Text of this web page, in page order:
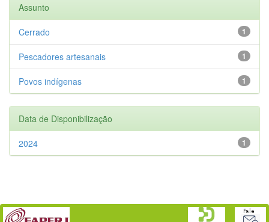
Assunto
1
Cerrado
1
Pescadores artesanais
1
Povos indígenas
Data de Disponibilização
1
2024